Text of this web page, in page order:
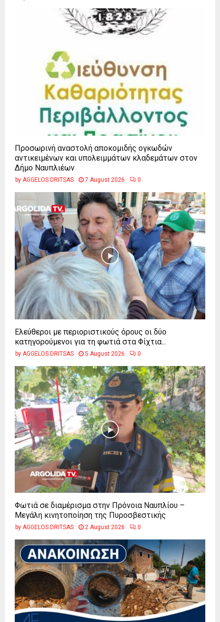
Προσωρινή αναστολή αποκομιδής ογκωδών
αντικειμένων και υπολειμμάτων κλαδεμάτων στον
Δήμο Ναυπλιέων
by AGGELOS DRITSAS 7 August 2026 0
Ελεύθεροι με περιοριστικούς όρους οι δύο
κατηγορούμενοι για τη φωτιά στα Φίχτια...
by AGGELOS DRITSAS 5 August 2026 0
Φωτιά σε διαμέρισμα στην Πρόνοια Ναυπλίου –
Μεγάλη κινητοποίηση της Πυροσβεστικής
by AGGELOS DRITSAS 2 August 2026 0